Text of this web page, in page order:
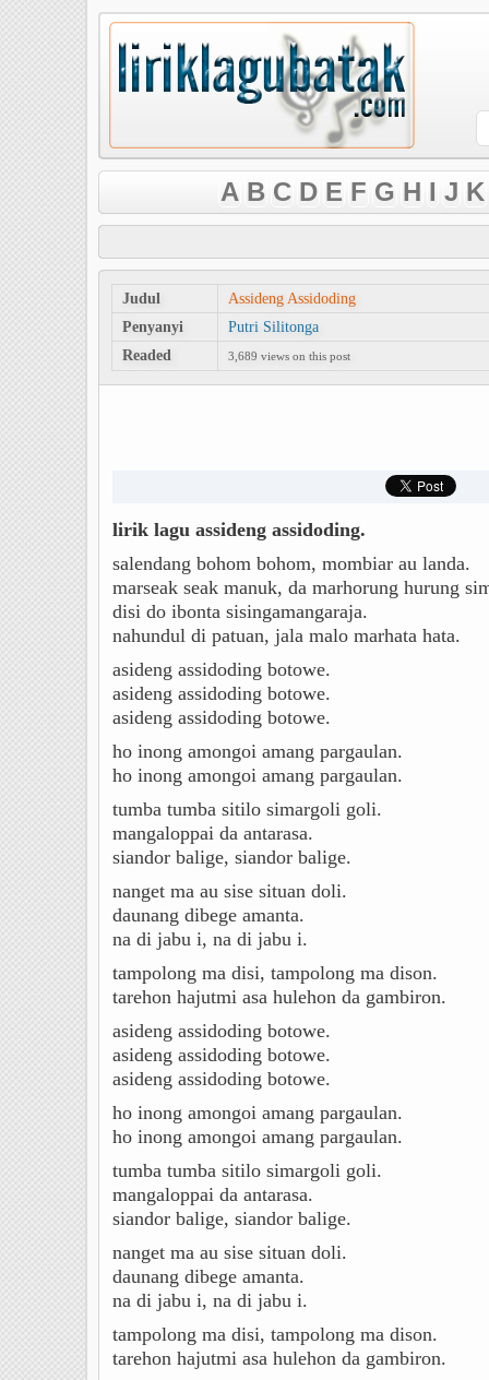
A B C D E F G H I J K
Judul
Assideng Assidoding
Penyanyi
Putri Silitonga
Readed
3,689 views on this post
lirik lagu assideng assidoding.
salendang bohom bohom, mombiar au landa.
marseak seak manuk, da marhorung hurung
disi do ibonta sisingamangaraja.
nahundul di patuan, jala malo marhata hata.
asideng assidoding botowe.
asideng assidoding botowe.
asideng assidoding botowe.
ho inong amongoi amang pargaulan.
ho inong amongoi amang pargaulan.
tumba tumba sitilo simargoli goli.
mangaloppai da antarasa.
siandor balige, siandor balige.
nanget ma au sise situan doli.
daunang dibege amanta.
na di jabu i, na di jabu i.
tampolong ma disi, tampolong ma dison.
tarehon hajutmi asa hulehon da gambiron.
asideng assidoding botowe.
asideng assidoding botowe.
asideng assidoding botowe.
ho inong amongoi amang pargaulan.
ho inong amongoi amang pargaulan.
tumba tumba sitilo simargoli goli.
mangaloppai da antarasa.
siandor balige, siandor balige.
nanget ma au sise situan doli.
daunang dibege amanta.
na di jabu i, na di jabu i.
tampolong ma disi, tampolong ma dison.
tarehon hajutmi asa hulehon da gambiron.